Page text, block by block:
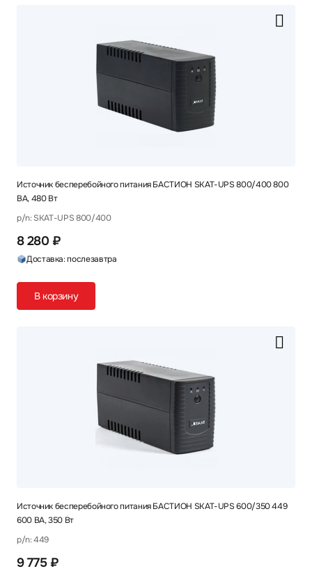
Источник бесперебойного питания БАСТИОН SKAT-UPS 800/400 800
ВА, 480 Вт
p/n: SKAT-UPS 800/400
8 280 ₽
Доставка: послезавтра
В корзину
Источник бесперебойного питания БАСТИОН SKAT-UPS 600/350 449
600 ВА, 350 Вт
p/n: 449
9 775 ₽